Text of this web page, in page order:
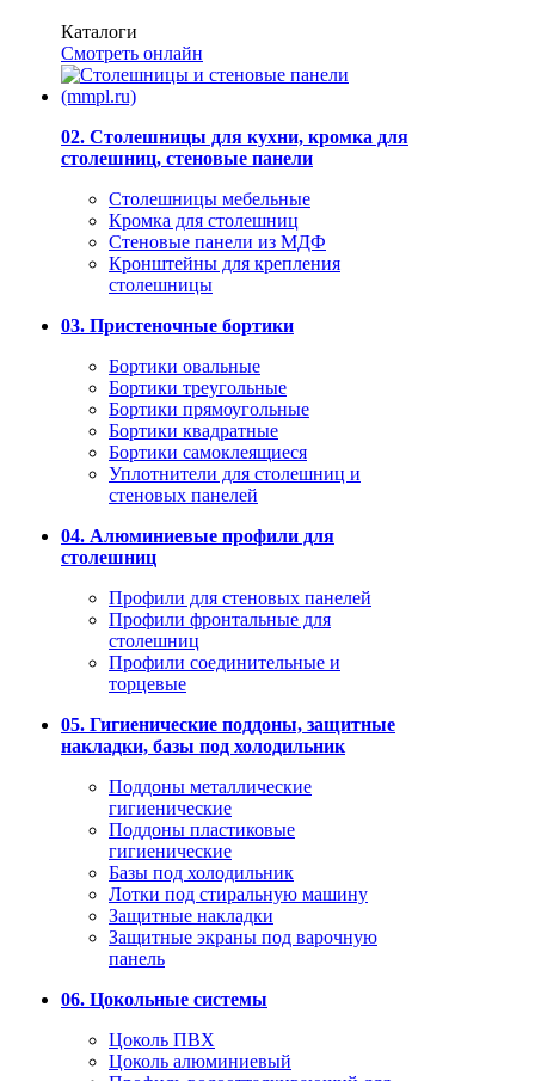
Каталоги
Смотреть онлайн
02. Столешницы для кухни, кромка для
столешниц, стеновые панели
Столешницы мебельные
Кромка для столешниц
Стеновые панели из МДФ
Кронштейны для крепления
столешницы
03. Пристеночные бортики
Бортики овальные
Бортики треугольные
Бортики прямоугольные
Бортики квадратные
Бортики самоклеящиеся
Уплотнители для столешниц и
стеновых панелей
04. Алюминиевые профили для
столешниц
Профили для стеновых панелей
Профили фронтальные для
столешниц
Профили соединительные и
торцевые
05. Гигиенические поддоны, защитные
накладки, базы под холодильник
Поддоны металлические
гигиенические
Поддоны пластиковые
гигиенические
Базы под холодильник
Лотки под стиральную машину
Защитные накладки
Защитные экраны под варочную
панель
06. Цокольные системы
Цоколь ПВХ
Цоколь алюминиевый